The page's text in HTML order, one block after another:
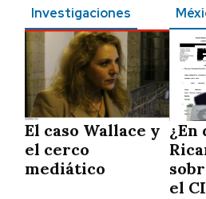
Investigaciones
El caso Wallace y
el cerco
mediático
¿En
el